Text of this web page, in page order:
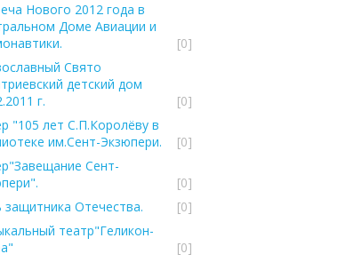
Нового 2012 года в
Доме Авиации и
[0]
Свято
детский дом
г.
[0]
"105 лет С.П.Королёву в
им.Сент-Экзюпери.
[0]
Сент-
[0]
защитника Отечества.
[0]
театр"Геликон-
[0]